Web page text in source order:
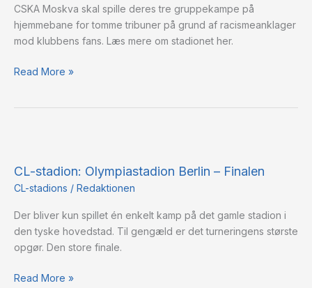
CSKA Moskva skal spille deres tre gruppekampe på
hjemmebane for tomme tribuner på grund af racismeanklager
mod klubbens fans. Læs mere om stadionet her.
Khimki
–
CSKA
Read More »
CL-stadion: Olympiastadion Berlin – Finalen
CL-stadions / Redaktionen
Der bliver kun spillet én enkelt kamp på det gamle stadion i
den tyske hovedstad. Til gengæld er det turneringens største
opgør. Den store finale.
Olympiastadion
Berlin
Finalen
Read More »